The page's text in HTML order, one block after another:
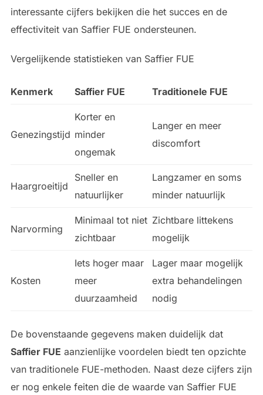
interessante cijfers bekijken die het succes en de
effectiviteit van Saffier FUE ondersteunen.
Vergelijkende statistieken van Saffier FUE
Kenmerk Saffier FUE Traditionele FUE
Genezingstijd
Korter en
minder
ongemak
Langer en meer
discomfort
Haargroeitijd
Sneller en
natuurlijker
Langzamer en soms
minder natuurlijk
Narvorming
Minimaal tot niet
zichtbaar
Zichtbare littekens
mogelijk
Kosten
Iets hoger maar
meer
duurzaamheid
Lager maar mogelijk
extra behandelingen
nodig
De bovenstaande gegevens maken duidelijk dat
Saffier FUE aanzienlijke voordelen biedt ten opzichte
van traditionele FUE-methoden. Naast deze cijfers zijn
er nog enkele feiten die de waarde van Saffier FUE